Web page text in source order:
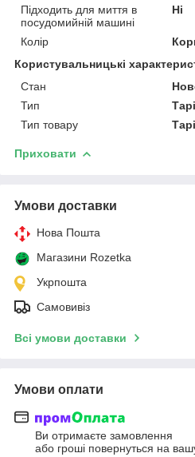
Підходить для миття в
посудомийній машині
Ні
Колір
Користувальницькі
Стан
Тип
Тип товару
Приховати
Умови доставки
Нова Пошта
Магазини Rozetka
Укрпошта
Самовивіз
Всі умови доставки
Умови оплати
Ви отримаєте замовлення
або гроші повернуться на